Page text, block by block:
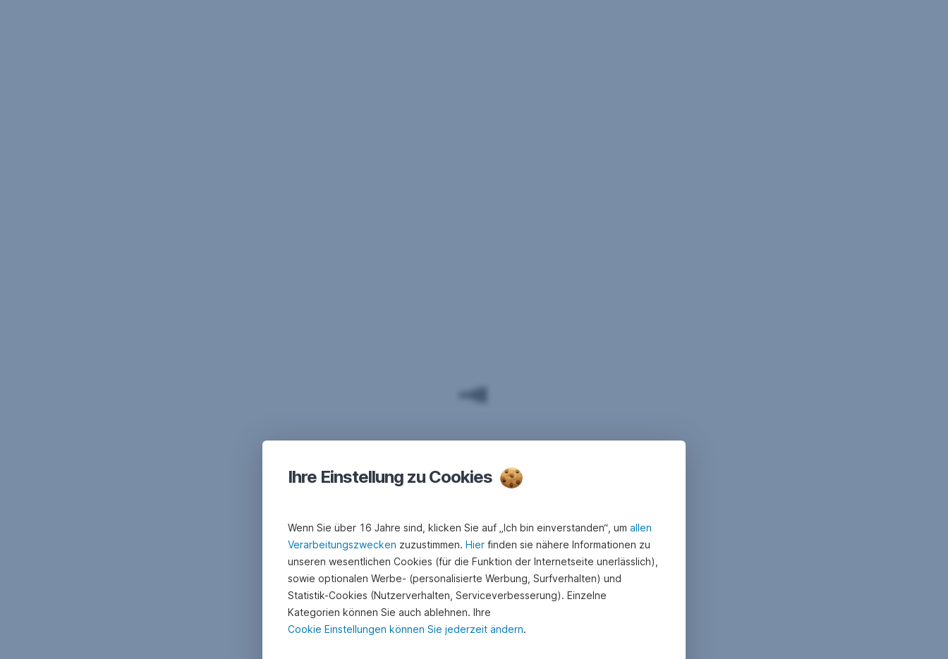
Ihre Einstellung zu Cookies
Wenn Sie über 16 Jahre sind, klicken Sie auf „Ich bin einverstanden“, um allen
Verarbeitungszwecken zuzustimmen. Hier finden sie nähere Informationen zu
unseren wesentlichen Cookies (für die Funktion der Internetseite unerlässlich),
sowie optionalen Werbe- (personalisierte Werbung, Surfverhalten) und
Statistik-Cookies (Nutzerverhalten, Serviceverbesserung). Einzelne
Kategorien können Sie auch ablehnen. Ihre
Cookie Einstellungen können Sie jederzeit ändern.